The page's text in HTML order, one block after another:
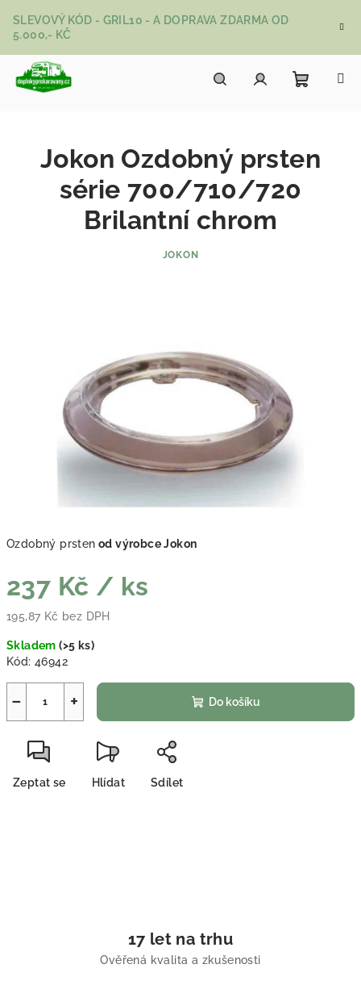
SLEVOVÝ KÓD - GRIL10 - A DOPRAVA ZDARMA OD
5.000,- KČ
Ozdobný prsten od výrobce Jokon
237 Kč / ks
195,87 Kč bez DPH
Skladem(>5 ks)
Kód: 46942
+
− Do košíku
Zeptat se Hlídat Sdílet
Jokon Ozdobný prsten
série 700/710/720
Brilantní chrom
JOKON
17 let na trhu
Ověřená kvalita a zkušenosti